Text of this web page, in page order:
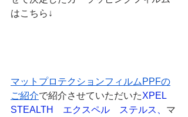
はこちら↓
マットプロテクションフィルムPPFの
ご紹介で紹介させていただいたXPEL
STEALTH　エクスペル　ステルス、 マ